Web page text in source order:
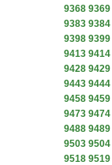
9368 9369
9383 9384
9398 9399
9413 9414
9428 9429
9443 9444
9458 9459
9473 9474
9488 9489
9503 9504
9518 9519